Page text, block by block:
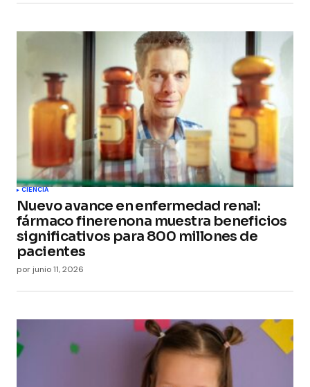
CIENCIA
Nuevo avance en enfermedad renal:
fármaco finerenona muestra beneficios
significativos para 800 millones de
pacientes
por junio 11, 2026